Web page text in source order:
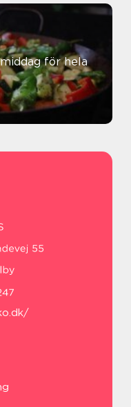
för hela